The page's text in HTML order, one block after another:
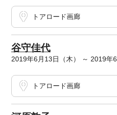
トアロード画廊
谷守佳代
2019年6月13日（木） ～ 2019年6
トアロード画廊